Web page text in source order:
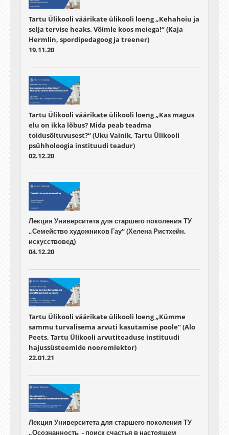
Tartu Ülikooli väärikate ülikooli loeng „Kehahoiu ja
selja tervise heaks. Võimle koos meiega!“ (Kaja
Hermlin, spordipedagoog ja treener)
19.11.20
Tartu Ülikooli väärikate ülikooli loeng „Kas magus
elu on ikka lõbus? Mida peab teadma
toidusõltuvusest?“ (Uku Vainik, Tartu Ülikooli
psühholoogia instituudi teadur)
02.12.20
Лекция Университета для старшего поколения ТУ
„Семейство художников Гау“ (Хелена Ристхейн,
искусствовед)
04.12.20
Tartu Ülikooli väärikate ülikooli loeng „Kümme
sammu turvalisema arvuti kasutamise poole“ (Alo
Peets, Tartu Ülikooli arvutiteaduse instituudi
hajussüsteemide nooremlektor)
22.01.21
Лекция Университета для старшего поколения ТУ
„Осознанность - поиск счастья в настоящем